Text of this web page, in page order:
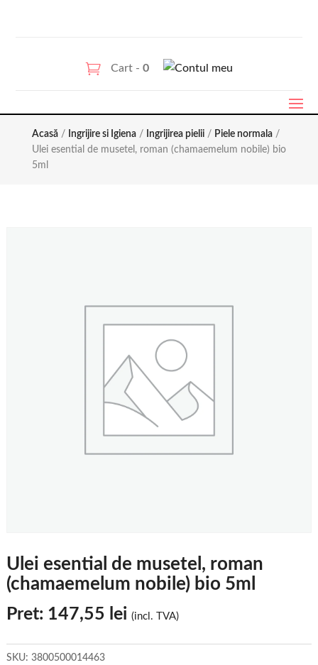
Cart - 0
Acasă/ Ingrijire si Igiena/ Ingrijirea pielii/ Piele normala/
Ulei esential de musetel, roman (chamaemelum nobile) bio
5ml
Ulei esential de musetel, roman
(chamaemelum nobile) bio 5ml
Pret: 147,55 lei (incl. TVA)
SKU: 3800500014463